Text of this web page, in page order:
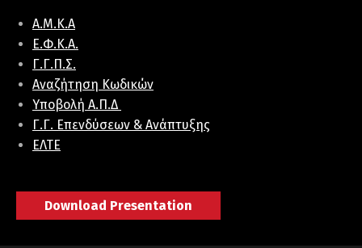
Α.Μ.Κ.Α
E.Φ.K.A.
Γ.Γ.Π.Σ.
Αναζήτηση Κωδικών
Υποβολή Α.Π.Δ
Γ.Γ. Επενδύσεων & Ανάπτυξης
ΕΛΤΕ
Download Presentation